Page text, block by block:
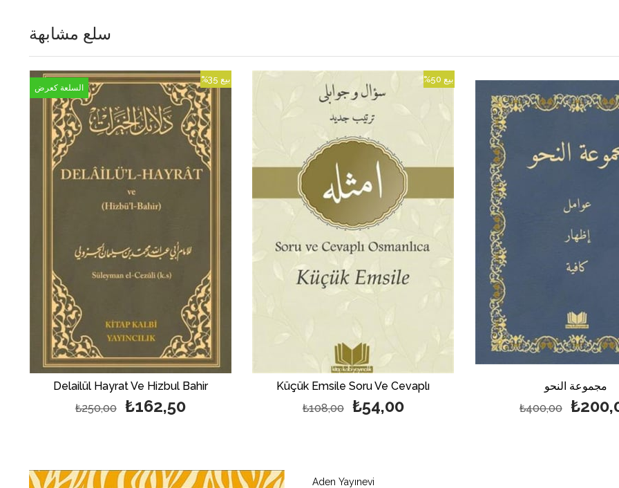
سلع مشابهة
Delailül Hayrat Ve Hizbul Bahir
₺162,50
₺250,00
%35 بيع
السلعة كعرض
Küçük Emsile Soru Ve Cevaplı
₺54,00
₺108,00
%50 بيع
مجموعة النحو
₺400,00
Aden Yayınevi